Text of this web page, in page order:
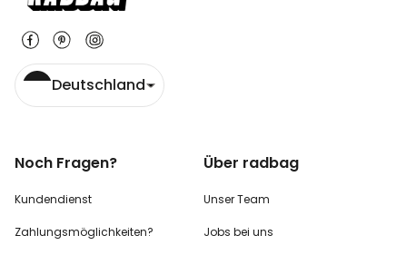
Deutschland
Noch Fragen?
Kundendienst
Zahlungsmöglichkeiten?
Über radbag
Unser Team
Jobs bei uns